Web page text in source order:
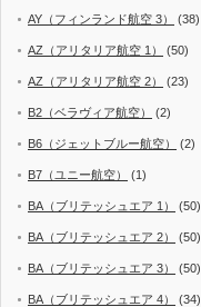
AY（フィンランド航空 3） (38)
AZ（アリタリア航空 1） (50)
AZ（アリタリア航空 2） (23)
B2（ベラヴィア航空） (2)
B6（ジェットブルー航空） (2)
B7（ユニー航空） (1)
BA（ブリテッシュエア 1） (50)
BA（ブリテッシュエア 2） (50)
BA（ブリテッシュエア 3） (50)
BA（ブリテッシュエア 4） (34)